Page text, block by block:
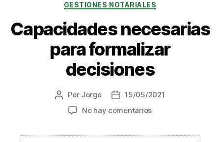
Categorías
GESTIONES NOTARIALES
Capacidades necesarias
para formalizar
decisiones
Autor
Por Jorge
Fecha15/05/2021
No hay comentariosen